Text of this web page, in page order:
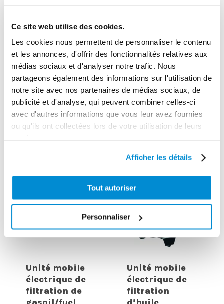
Ce site web utilise des cookies.
Les cookies nous permettent de personnaliser le contenu
et les annonces, d'offrir des fonctionnalités relatives aux
médias sociaux et d'analyser notre trafic. Nous
partageons également des informations sur l'utilisation de
notre site avec nos partenaires de médias sociaux, de
publicité et d'analyse, qui peuvent combiner celles-ci
avec d'autres informations que vous leur avez fournies
ou qu'ils ont collectées lors de votre utilisation de leurs
Afficher les détails
Tout autoriser
Personnaliser
Support
polyéthylène 1
fût horizontal
Support
pompe/enrouleur
pour cubitainer
IBC 1000 l
Unité mobile
électrique de
filtration de
Unité mobile
électrique de
filtration